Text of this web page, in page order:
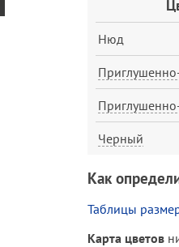
Нюд
Черный
Как
Таблицы
Карта цветов